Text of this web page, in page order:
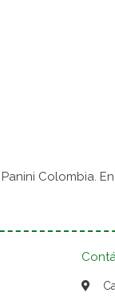
Colombia.